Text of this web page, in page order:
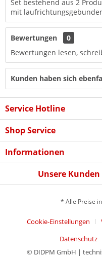
Set bestehend aus 2
mit
Bewertungen
0
Bewertungen lesen,
Kunden haben sich
Service Hotline
Shop Service
Informationen
Unsere
* Alle Preise
Cookie-Einstellungen
Datenschutz
© DIDPM GmbH |